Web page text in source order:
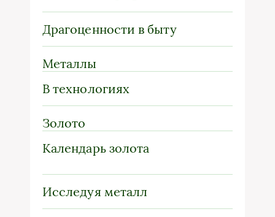
Драгоценности в быту
Металлы
В технологиях
Золото
Календарь золота
Исследуя металл